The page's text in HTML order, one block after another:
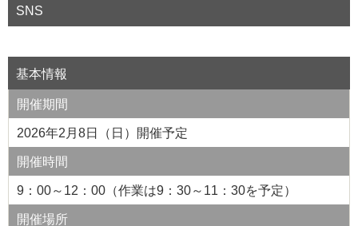
SNS
基本情報
開催期間
2026年2月8日（日）開催予定
開催時間
9：00～12：00（作業は9：30～11：30を予定）
開催場所